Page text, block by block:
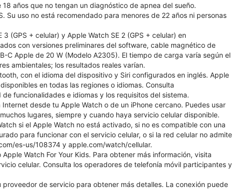
años que no tengan un diagnóstico de apnea del sueño.
Su uso no está recomendado para menores de 22 años ni personas
(GPS + celular) y Apple Watch SE 2 (GPS + celular) en
con versiones preliminares del software, cable magnético de
C Apple de 20 W (Modelo A2305). El tiempo de carga varía según el
ambientales; los resultados reales varían.
con el idioma del dispositivo y Siri configurados en inglés. Apple
en todas las regiones o idiomas. Consulta
funcionalidades e idiomas y los requisitos del sistema.
desde tu Apple Watch o de un iPhone cercano. Puedes usar
lugares, siempre y cuando haya servicio celular disponible.
si el Apple Watch no está activado, si no es compatible con una
para funcionar con el servicio celular, o si la red celular no admite
es-us/108374 y apple.com/watch/cellular.
Watch For Your Kids. Para obtener más información, visita
celular. Consulta los operadores de telefonía móvil participantes y
de servicio para obtener más detalles. La conexión puede